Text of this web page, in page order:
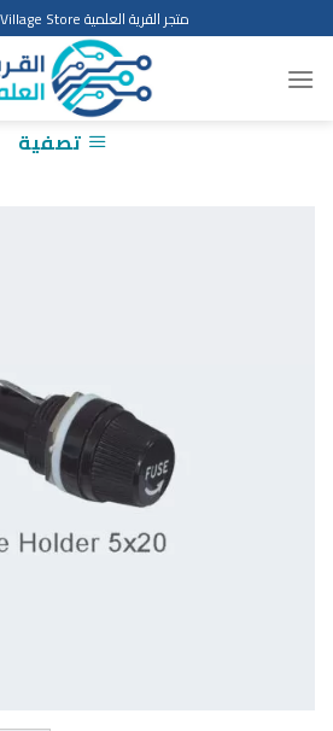
to
content
متجر القرية العلمية Scientific Village Store
تصفية